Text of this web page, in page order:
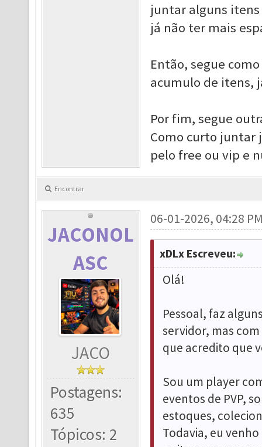
juntar alguns
já não ter mais
Então, segue
acumulo de itens,
Por fim, segue
Como curto juntar
pelo free ou vip e
Encontrar
JACONOL
ASC
JACO
Postagens:
635
Tópicos: 2
06-01-2026, 04:28
xDLx Escreveu:
Olá!
Pessoal, faz
servidor, mas
que acredito que
Sou um player
eventos de PVP,
estoques,
Todavia, eu